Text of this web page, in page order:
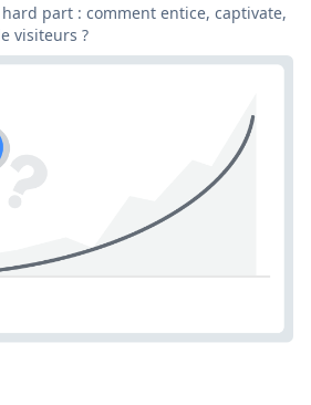
part : comment entice, captivate,
visiteurs ?